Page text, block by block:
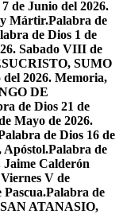
de Junio del 2026.
y Mártir.Palabra de
de Dios 1 de
Sabado VIII de
SUMO
2026. Memoria,
DE
de Dios 21 de
Mayo de 2026.
de Dios 16 de
Apóstol.Palabra de
Jaime Calderón
V de
Palabra de
SAN ATANASIO,